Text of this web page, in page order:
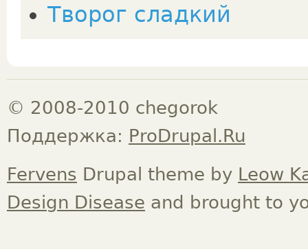
Творог сладкий
© 2008-2010 chegorok
Поддержка: ProDrupal.Ru
Fervens Drupal theme by Leow
Design Disease and brought to